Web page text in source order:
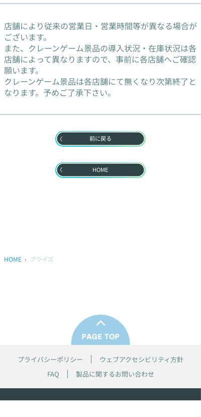
店舗により従来の営業日・営業時間等が異なる場合が
ございます。
また、クレーンゲーム景品の導入状況・在庫状況は各
店舗によって異なりますので、事前に各店舗へご確認
願います。
クレーンゲーム景品は各店舗にて無くなり次第終了と
なります。予めご了承下さい。
前に戻る
HOME
HOME プライズ
プライバシーポリシー
ウェブアクセシビリティ方針
FAQ
製品に関するお問い合わせ